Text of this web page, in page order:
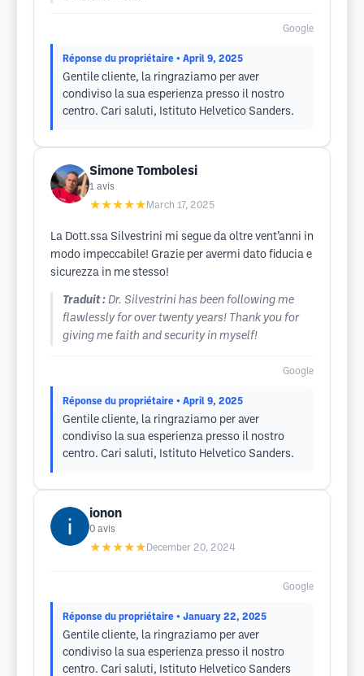
Google
Réponse du propriétaire • April 9, 2025
Gentile cliente, la ringraziamo per aver
condiviso la sua esperienza presso il nostro
centro. Cari saluti, Istituto Helvetico Sanders.
Simone Tombolesi
1 avis
★★★★★ March 17, 2025
La Dott.ssa Silvestrini mi segue da oltre vent’anni in
modo impeccabile! Grazie per avermi dato fiducia e
sicurezza in me stesso!
Traduit : Dr. Silvestrini has been following me
flawlessly for over twenty years! Thank you for
giving me faith and security in myself!
Google
Réponse du propriétaire • April 9, 2025
Gentile cliente, la ringraziamo per aver
condiviso la sua esperienza presso il nostro
centro. Cari saluti, Istituto Helvetico Sanders.
ionon
0 avis
★★★★★ December 20, 2024
Google
Réponse du propriétaire • January 22, 2025
Gentile cliente, la ringraziamo per aver
condiviso la sua esperienza presso il nostro
centro. Cari saluti, Istituto Helvetico Sanders